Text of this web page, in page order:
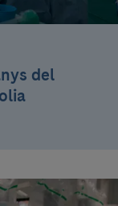
del